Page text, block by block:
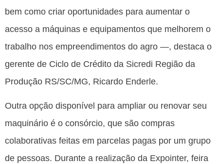
bem como criar oportunidades para aumentar o
acesso a máquinas e equipamentos que melhorem o
trabalho nos empreendimentos do agro —, destaca o
gerente de Ciclo de Crédito da Sicredi Região da
Produção RS/SC/MG, Ricardo Enderle.
Outra opção disponível para ampliar ou renovar seu
maquinário é o consórcio, que são compras
colaborativas feitas em parcelas pagas por um grupo
de pessoas. Durante a realização da Expointer, feira